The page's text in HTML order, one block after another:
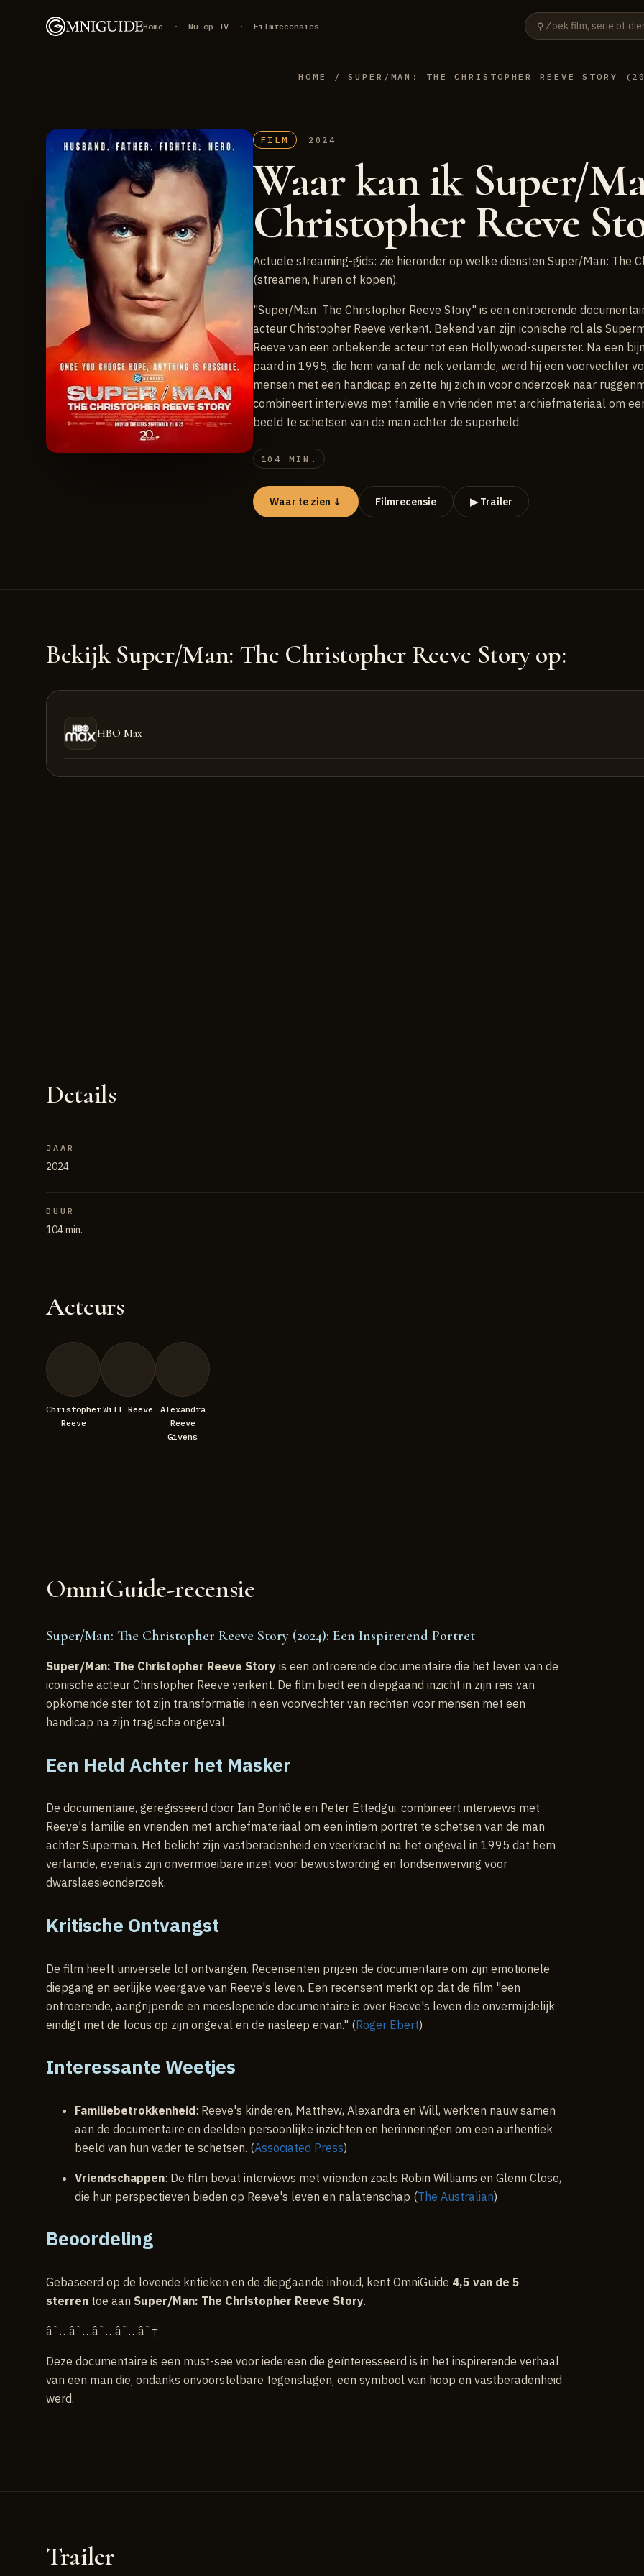
Home · Nu op TV· Filmrecensies ⚲
HOME / SUPER/MAN: THE CHRISTOPHER REEVE STORY
FILM 2024
Waar kan ik Super/
Christopher Reeve
Actuele streaming-gids: zie hieronder op welke diensten Super/Man: The
(streamen, huren of kopen).
"Super/Man: The Christopher Reeve Story" is een ontroerende
acteur Christopher Reeve verkent. Bekend van zijn iconische rol als
Reeve van een onbekende acteur tot een Hollywood-superster. Na een
paard in 1995, die hem vanaf de nek verlamde, werd hij een voorvechter
mensen met een handicap en zette hij zich in voor onderzoek naar
combineert interviews met familie en vrienden met archiefmateriaal om
beeld te schetsen van de man achter de superheld.
104 MIN.
Waar te zien ↓ Filmrecensie ▶ Trailer
Bekijk Super/Man: The Christopher Reeve Story op:
HBO Max
Details
JAAR
2024
DUUR
104 min.
Acteurs
Christopher
Reeve
Will Reeve
Alexandra
Reeve
Givens
OmniGuide-recensie
Super/Man: The Christopher Reeve Story (2024): Een Inspirerend Portret
Super/Man: The Christopher Reeve Story is een ontroerende documentaire die het leven van de
iconische acteur Christopher Reeve verkent. De film biedt een diepgaand inzicht in zijn reis van
opkomende ster tot zijn transformatie in een voorvechter van rechten voor mensen met een
handicap na zijn tragische ongeval.
Een Held Achter het Masker
De documentaire, geregisseerd door Ian Bonhôte en Peter Ettedgui, combineert interviews met
Reeve's familie en vrienden met archiefmateriaal om een intiem portret te schetsen van de man
achter Superman. Het belicht zijn vastberadenheid en veerkracht na het ongeval in 1995 dat hem
verlamde, evenals zijn onvermoeibare inzet voor bewustwording en fondsenwerving voor
dwarslaesieonderzoek.
Kritische Ontvangst
De film heeft universele lof ontvangen. Recensenten prijzen de documentaire om zijn emotionele
diepgang en eerlijke weergave van Reeve's leven. Een recensent merkt op dat de film "een
ontroerende, aangrijpende en meeslepende documentaire is over Reeve's leven die onvermijdelijk
eindigt met de focus op zijn ongeval en de nasleep ervan." (Roger Ebert)
Interessante Weetjes
Familiebetrokkenheid: Reeve's kinderen, Matthew, Alexandra en Will, werkten nauw samen
aan de documentaire en deelden persoonlijke inzichten en herinneringen om een authentiek
beeld van hun vader te schetsen. (Associated Press)
Vriendschappen: De film bevat interviews met vrienden zoals Robin Williams en Glenn Close,
die hun perspectieven bieden op Reeve's leven en nalatenschap (The Australian)
Beoordeling
Gebaseerd op de lovende kritieken en de diepgaande inhoud, kent OmniGuide 4,5 van de 5
sterren toe aan Super/Man: The Christopher Reeve Story.
â˜…â˜…â˜…â˜…â˜†
Deze documentaire is een must-see voor iedereen die geïnteresseerd is in het inspirerende verhaal
van een man die, ondanks onvoorstelbare tegenslagen, een symbool van hoop en vastberadenheid
werd.
Trailer